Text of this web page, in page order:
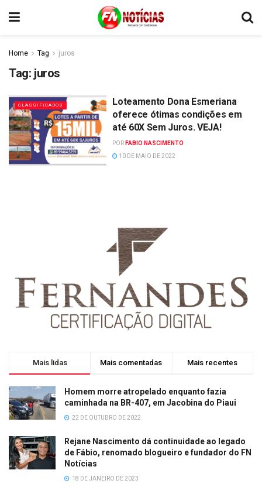
Home Tag juros
Tag: juros
CLASSIFICADOS
Loteamento Dona Esmeriana
oferece ótimas condições em
até 60X Sem Juros. VEJA!
POR FABIO NASCIMENTO
10 DE MAIO DE 2022
Mais lidas Mais comentadas Mais recentes
Homem morre atropelado enquanto fazia
caminhada na BR-407, em Jacobina do Piaui
22 DE OUTUBRO DE 2022
Rejane Nascimento dá continuidade ao legado
de Fábio, renomado blogueiro e fundador do FN
Notícias
18 DE JANEIRO DE 2023